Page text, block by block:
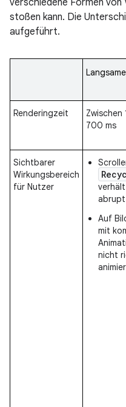
stoßen kann. Die
aufgeführt.
Renderingzeit
Zwischen
700 ms
Sichtbarer
Wirkungsbereich
für Nutzer
abrupt
Auf
mit
nicht